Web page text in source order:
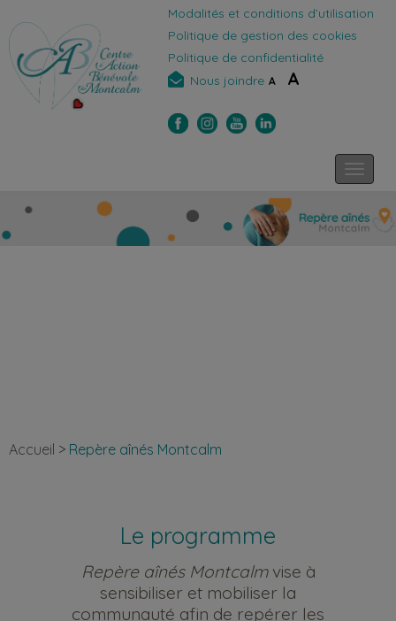
Modalités et conditions d’utilisation
Politique de gestion des cookies
Politique de confidentialité
Nous joindre A A
Accueil > Repère aînés Montcalm
Le programme
Repère aînés Montcalmvise à
sensibiliser et mobiliser la
communauté afin de repérer les